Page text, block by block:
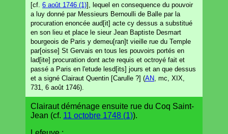
[cf. 6 août 1746 (1)], lequel en consequence du pouvoir
a luy donné par Messieurs Bernoulli de Balle par la
procuration enoncée aud[it] acte cy dessus a substitué
en son lieu et place le sieur Jean Baptiste Desmart
bourgeois de Paris y demeu[ran]t vieille rue du Temple
par[oisse] St Gervais en tous les pouvoirs portés en
lad[ite] procuration dont acte requis et octroyé fait et
passé a Paris en l'etude lesd[its] jours et an que dessus
et a signé Clairaut Quentin [Carulle ?] (AN , mc, XIX,
731, 6 août 1746).
Clairaut déménage ensuite rue du Coq Saint-
Jean (cf. 11 octobre 1748 (1)).